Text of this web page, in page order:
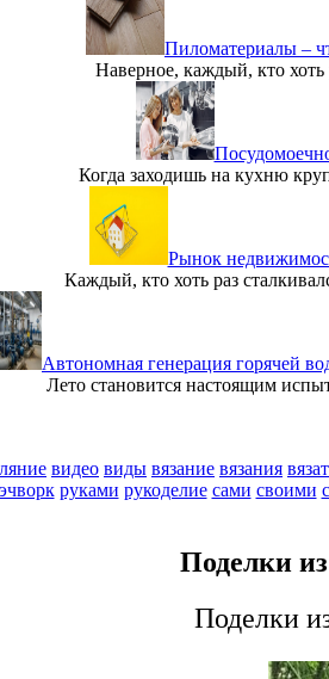
Пиломатериалы –
Наверное, каждый, кто хоть
Когда заходишь на кухню
Рынок
Каждый, кто хоть раз
Автономная генерация горячей
Лето становится настоящим
видео виды вязание вязания
руками рукоделие сами своими
Поделки
Поделки